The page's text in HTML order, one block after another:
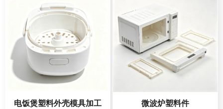
电饭煲塑料外壳模具加工 微波炉塑料件